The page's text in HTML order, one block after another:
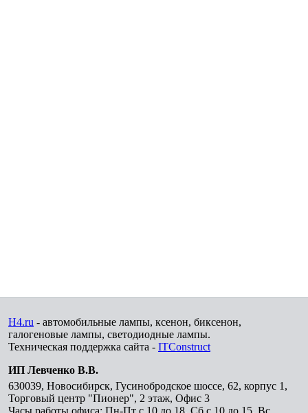
H4.ru - автомобильные лампы, ксенон, биксенон,
галогеновые лампы, светодиодные лампы.
Техническая поддержка сайта - ITConstruct
ИП Левченко В.В.
630039, Новосибирск, Гусинобродское шоссе, 62, корпус 1,
Торговый центр "Пионер", 2 этаж, Офис 3
Часы работы офиса: Пн-Пт с 10 до 18, Сб с 10 до 15, Вс